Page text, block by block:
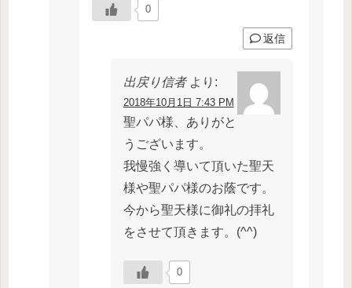
0
返信
出戻り信者 より:
2018年10月1日 7:43 PM
聖パパ様、ありがと
うございます。
我慢強く導いて頂いた聖天
様や聖パパ様のお蔭です。
今から聖天様に御礼の拝礼
をさせて頂きます。(^^)
0